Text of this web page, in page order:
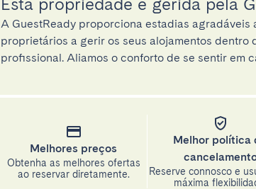
A GuestReady proporciona estadias agradáveis
proprietários a gerir os seus alojamentos dentro
profissional. Aliamos o conforto de se sentir em
Melhores preços
Obtenha as melhores ofertas
ao reservar diretamente.
Melhor política
Reserve connosco e
máxima